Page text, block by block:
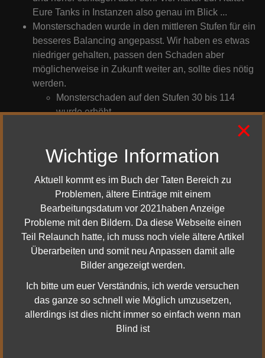
Eure Tanks in Instanzen also genau im Blick ...
Monsterschaden wurde in den mittleren Stufen für ein
besseres Balancing angepasst. Wir haben es etwas
niedriger gehalten, passen den Schaden aber
möglicherweise in Zukunft weiter an, sollte dies nötig
werden.
Monsterschaden auf den Stufen 30 bis 114
wurde erhöht.
Monstern wurde angepasst, um der modernen
Schadensentwicklung zu entsprechen. Einige
spezialisierte Monsterfähigkeiten verwendeten
eine veraltete Schadensentwicklung, die sie in
diversen Stufenbereichen zu schwach
machten. Es ist möglich, dass diverse
Monsterspiel-Fähigkeiten dadurch beeinflusst
wurden und in einem kommenden Patch
angepasst werden müssen.
Die Anzahl gefährlicher Keiler im Chetwald wurde
erhöht.
Die Anzahl Zirper im Mückenwasser wurde erhöht.
Aufgaben und Abenteuergebiete
×
Wichtige Information
Aktuell kommt es im Buch der Taten Bereich zu
Problemen, ältere Einträge mit einem
Bearbeitungsdatum vor 2021haben Anzeige
Probleme mit den Bildern. Da diese Webseite einen
Teil Relaunch hatte, ich muss noch viele ältere Artikel
Überarbeiten und somit neu Anpassen damit alle
Bilder angezeigt werden.
Ich bitte um euer Verständnis, ich werde versuchen
das ganze so schnell wie Möglich umzusetzen,
allerdings ist dies nicht immer so einfach wenn man
Blind ist